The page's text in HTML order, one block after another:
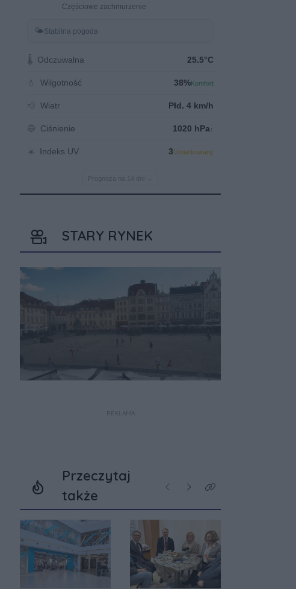
STARY RYNEK
REKLAMA
Przeczytaj
także
Poprzednie
NastępneKliknij aby zobaczyć